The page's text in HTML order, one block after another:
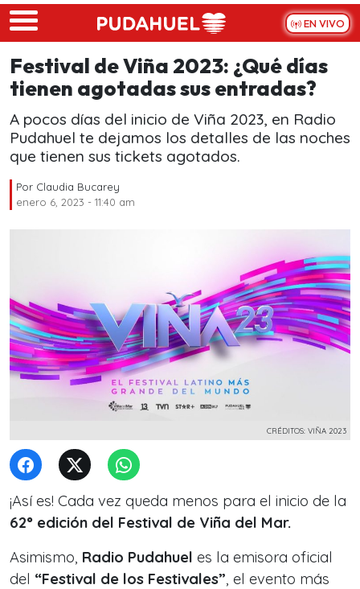
Skip to main content
EN VIVO
Festival de Viña 2023: ¿Qué días
tienen agotadas sus entradas?
A pocos días del inicio de Viña 2023, en Radio
Pudahuel te dejamos los detalles de las noches
que tienen sus tickets agotados.
Por Claudia Bucarey
enero 6, 2023 - 11:40 am
CRÉDITOS: VIÑA 2023
¡Así es! Cada vez queda menos para el inicio de la
62° edición del Festival de Viña del Mar.
Asimismo, Radio Pudahuel es la emisora oficial
del “Festival de los Festivales”, el evento más